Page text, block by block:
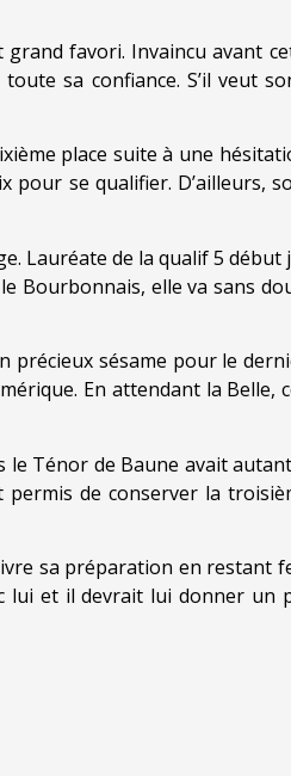
favori. Invaincu avant
sa confiance. S’il veut
place suite à une
pour se qualifier. D’ailleurs,
Lauréate de la qualif 5 début
Bourbonnais, elle va sans
sésame pour le
En attendant la Belle,
le Ténor de Baune avait
de conserver la
sa préparation en restant
lui et il devrait lui donner un